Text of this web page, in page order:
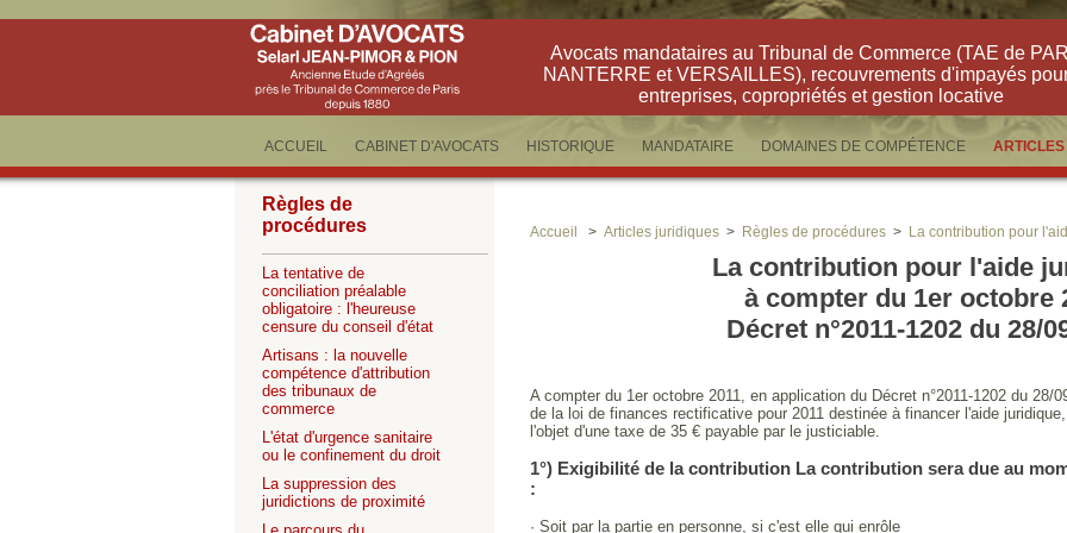
Avocats mandataires au Tribunal de Commerce (TAE de
NANTERRE et VERSAILLES), recouvrements d'impayés
entreprises, copropriétés et gestion locative
ACCUEIL CABINET D'AVOCATS HISTORIQUE MANDATAIRE DOMAINES DE COMPÉTENCE
Règles de
procédures
La tentative de
conciliation préalable
obligatoire : l'heureuse
censure du conseil d'état
Artisans : la nouvelle
compétence d'attribution
des tribunaux de
commerce
L'état d'urgence sanitaire
ou le confinement du droit
La suppression des
juridictions de proximité
Accueil > Articles juridiques > Règles de procédures > La contribution pour
La contribution pour l'aide
à compter du 1er octobre
Décret n°2011-1202 du 28/
A compter du 1er octobre 2011, en application du Décret n°2011-1202 du 28/
de la loi de finances rectificative pour 2011 destinée à financer l'aide
l'objet d'une taxe de 35 € payable par le justiciable.
1°) Exigibilité de la contribution La contribution sera due au
:
· Soit par la partie en personne, si c'est elle qui enrôle